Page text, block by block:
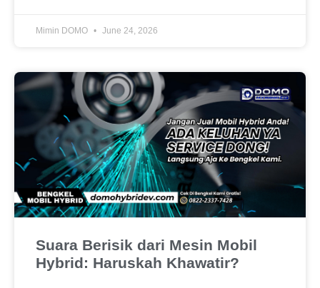
Mimin DOMO June 24, 2026
Suara Berisik dari Mesin Mobil
Hybrid: Haruskah Khawatir?